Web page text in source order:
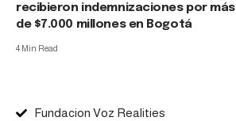
recibieron indemnizaciones por más
de $7.000 millones en Bogotá
4 Min Read
Fundacion Voz Realities